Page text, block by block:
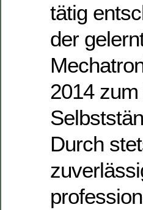
tätig
der
2014
Durch